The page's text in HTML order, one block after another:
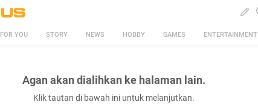
FOR YOU STORY NEWS HOBBY GAMES ENTERTAINMENT
Agan akan dialihkan ke halaman lain.
Klik tautan di bawah ini untuk melanjutkan.